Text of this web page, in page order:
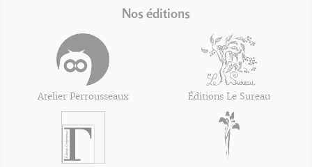
Nos éditions
Atelier Perrousseaux Éditions Le Sureau